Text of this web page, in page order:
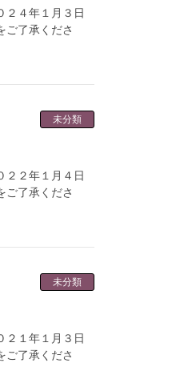
２４年１月３日
ご了承くださ
未分類
２２年１月４日
ご了承くださ
未分類
２１年１月３日
ご了承くださ